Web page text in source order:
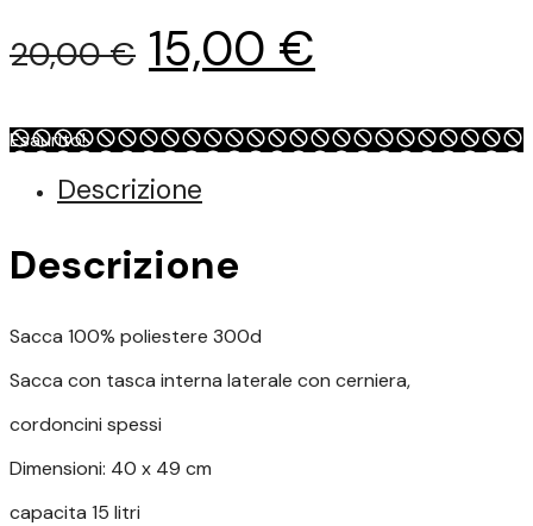
20,00€ Il
originale
20,00 €.
15,00 €
attuale
Esaurito!
Descrizione
Descrizione
Sacca 100% poliestere 300d
Sacca con tasca interna laterale con cerniera,
cordoncini spessi
Dimensioni: 40 x 49 cm
capacita 15 litri